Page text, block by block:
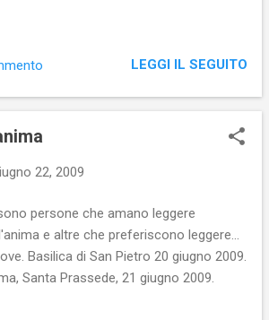
LEGGI IL SEGUITO
22, 2009
persone che amano leggere
e altre che preferiscono leggere...
Basilica di San Pietro 20 giugno 2009.
Santa Prassede, 21 giugno 2009.